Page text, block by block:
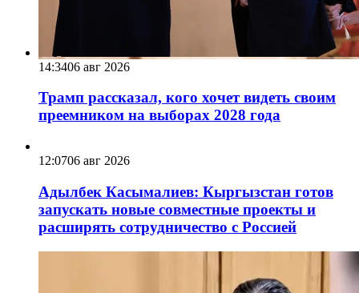
14:3406 авг 2026
Трамп рассказал, кого хочет видеть своим
преемником на выборах 2028 года
12:0706 авг 2026
Адылбек Касымалиев: Кыргызстан готов
запускать новые совместные проекты и
расширять сотрудничество с Россией